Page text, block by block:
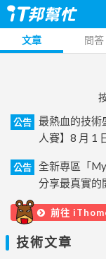
文章 問答
公告
最熱血的技術
人賽】8 月 1
公告
全新專區「
分享最真實的
前往
技術文章